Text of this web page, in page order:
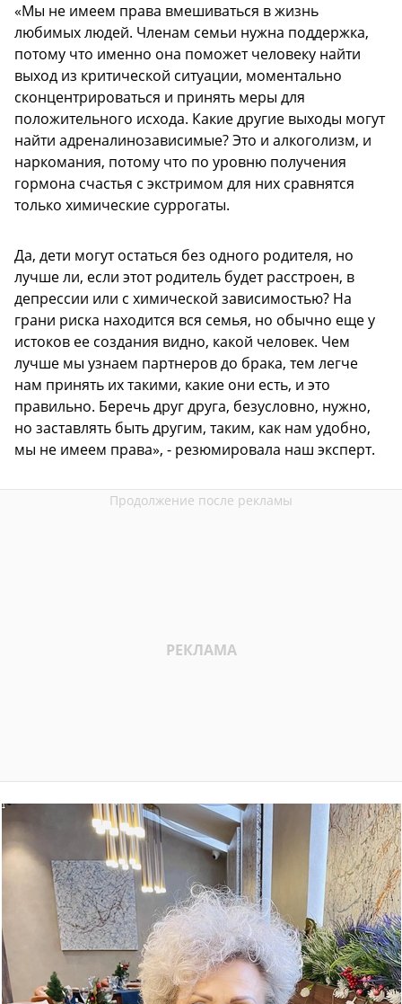
«Мы не имеем права вмешиваться в жизнь
любимых людей. Членам семьи нужна поддержка,
потому что именно она поможет человеку найти
выход из критической ситуации, моментально
сконцентрироваться и принять меры для
положительного исхода. Какие другие выходы могут
найти адреналинозависимые? Это и алкоголизм, и
наркомания, потому что по уровню получения
гормона счастья с экстримом для них сравнятся
только химические суррогаты.
Да, дети могут остаться без одного родителя, но
лучше ли, если этот родитель будет расстроен, в
депрессии или с химической зависимостью? На
грани риска находится вся семья, но обычно еще у
истоков ее создания видно, какой человек. Чем
лучше мы узнаем партнеров до брака, тем легче
нам принять их такими, какие они есть, и это
правильно. Беречь друг друга, безусловно, нужно,
но заставлять быть другим, таким, как нам удобно,
мы не имеем права», - резюмировала наш эксперт.